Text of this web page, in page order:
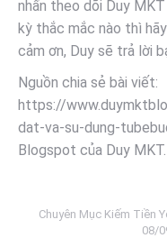
nhấn theo dõi Duy
kỳ thắc mắc nào thì
cảm ơn, Duy sẽ trả lời
Nguồn chia sẻ bài viết:
https://
dat-va-su-dung-
Blogspot của Duy MKT.
Chuyên Mục Kiếm Tiền
08/